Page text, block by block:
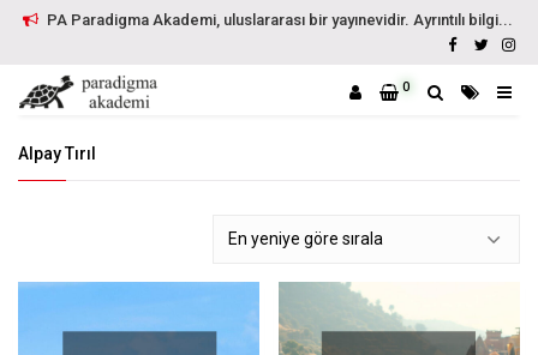
PA Paradigma Akademi, uluslararası bir yayınevidir. Ayrıntılı bilgi...
0
Alpay Tırıl